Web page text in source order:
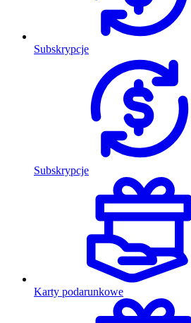
Subskrypcje
Subskrypcje
Karty podarunkowe